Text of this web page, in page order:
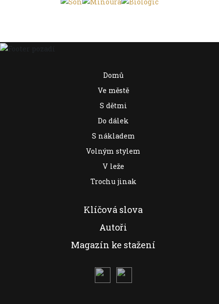
Domů
Ve městě
S dětmi
Do dálek
S nákladem
Volným stylem
V leže
Trochu jinak
Klíčová slova
Autoři
Magazín ke stažení